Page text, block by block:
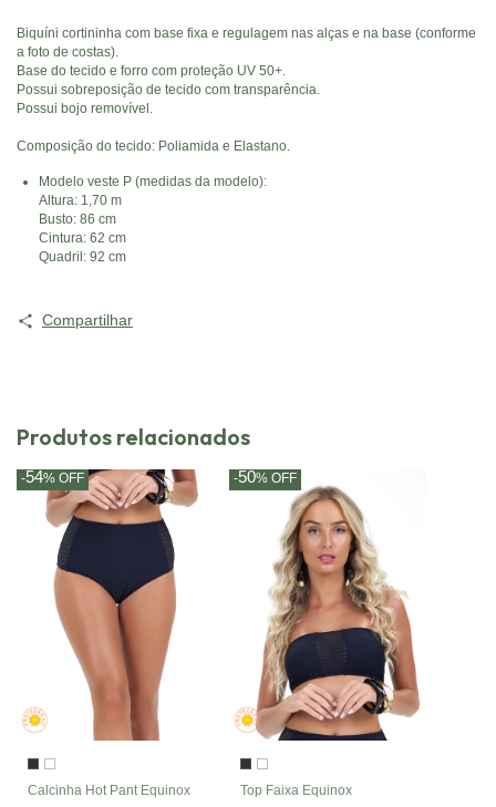
Biquíni cortininha com base fixa e regulagem nas alças e na base (conforme
a foto de costas).
Base do tecido e forro com proteção UV 50+.
Possui sobreposição de tecido com transparência.
Possui bojo removível.
Composição do tecido: Poliamida e Elastano.
Modelo veste P (medidas da modelo):
Altura: 1,70 m
Busto: 86 cm
Cintura: 62 cm
Quadril: 92 cm
Compartilhar
Produtos relacionados
Calcinha Hot Pant Equinox
-54% OFF
Top Faixa Equinox
-50%OFF